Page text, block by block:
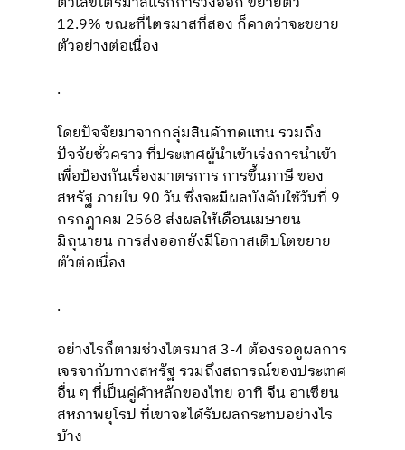
12.9% ขณะที่ไตรมาสที่สอง ก็คาดว่าจะขยาย
ตัวอย่างต่อเนื่อง
.
โดยปัจจัยมาจากกลุ่มสินค้าทดแทน รวมถึง
ปัจจัยชั่วคราว ที่ประเทศผู้นำเข้าเร่งการนำเข้า
เพื่อป้องกันเรื่องมาตรการ การขึ้นภาษี ของ
สหรัฐ ภายใน 90 วัน ซึ่งจะมีผลบังคับใช้วันที่ 9
กรกฎาคม 2568 ส่งผลให้เดือนเมษายน –
มิถุนายน การส่งออกยังมีโอกาสเติบโตขยาย
ตัวต่อเนื่อง
.
อย่างไรก็ตามช่วงไตรมาส 3-4 ต้องรอดูผลการ
เจรจากับทางสหรัฐ รวมถึงสถารณ์ของประเทศ
อื่น ๆ ที่เป็นคู่ค้าหลักของไทย อาทิ จีน อาเซียน
สหภาพยุโรป ที่เขาจะได้รับผลกระทบอย่างไร
บ้าง